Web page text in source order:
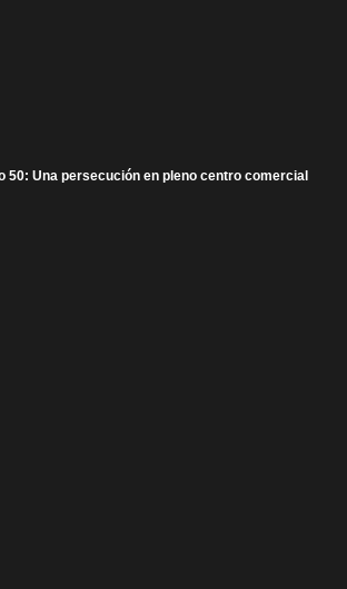
50: Una persecución en pleno centro comercial